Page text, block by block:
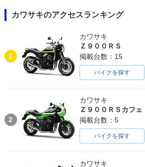
カワサキのアクセスランキング
1
カワサキ
Ｚ９００ＲＳ
掲載台数：15
バイクを探す
2
カワサキ
Ｚ９００ＲＳカフェ
掲載台数：5
バイクを探す
カワサキ